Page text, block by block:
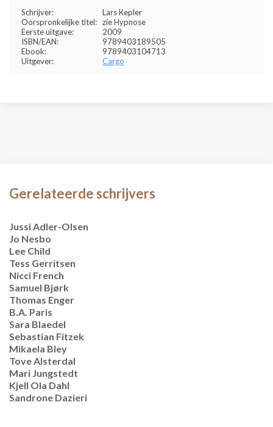
Schrijver:
Lars Kepler
Oorspronkelijke titel: zie Hypnose
Eerste uitgave:
2009
ISBN/EAN:
9789403189505
Ebook:
9789403104713
Uitgever:
Cargo
Gerelateerde schrijvers
Jussi Adler-Olsen
Jo Nesbo
Lee Child
Tess Gerritsen
Nicci French
Samuel Bjørk
Thomas Enger
B.A. Paris
Sara Blaedel
Sebastian Fitzek
Mikaela Bley
Tove Alsterdal
Mari Jungstedt
Kjell Ola Dahl
Sandrone Dazieri